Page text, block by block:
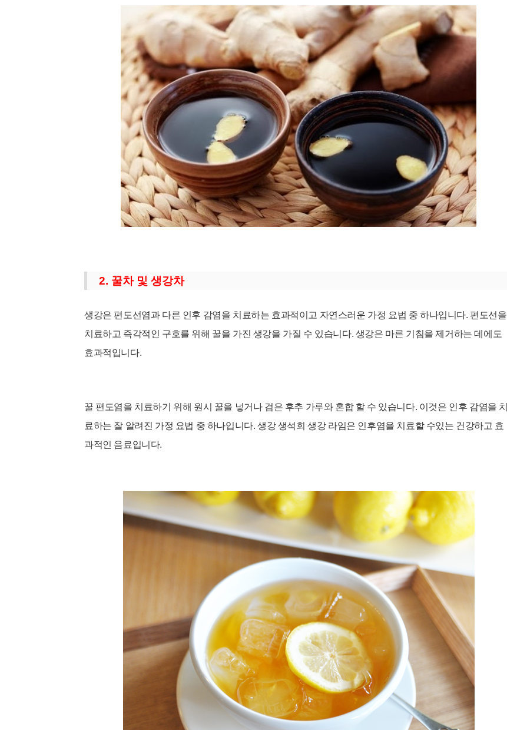
2. 꿀차 및 생강차
생강은 편도선염과 다른 인후 감염을 치료하는 효과적이고 자연스러운 가정 요법 중 하나입니다. 편도선을
치료하고 즉각적인 구호를 위해 꿀을 가진 생강을 가질 수 있습니다. 생강은 마른 기침을 제거하는 데에도
효과적입니다.
꿀 편도염을 치료하기 위해 원시 꿀을 넣거나 검은 후추 가루와 혼합 할 수 있습니다. 이것은 인후 감염을 치
료하는 잘 알려진 가정 요법 중 하나입니다. 생강 생석회 생강 라임은 인후염을 치료할 수있는 건강하고 효
과적인 음료입니다.